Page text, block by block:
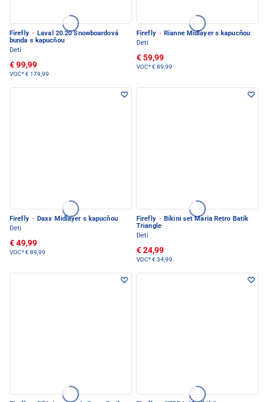
Firefly · Laval 20.20 Snowboardová
bunda s kapucňou
Deti
€ 99,99
VOC*€ 179,99
Firefly · Rianne Midlayer s kapucňou
Deti
€ 59,99
VOC*€ 89,99
Firefly · Daxx Midlayer s kapucňou
Deti
€ 49,99
VOC*€ 89,99
Firefly · Bikini set Maria Retro Batik
Triangle
Deti
€ 24,99
VOC*€ 34,99